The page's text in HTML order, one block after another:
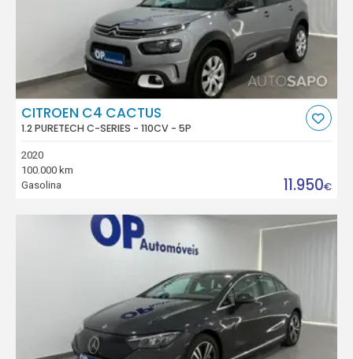
CITROEN C4 CACTUS
1.2 PURETECH C-SERIES - 110CV - 5P
2020
100.000 km
Gasolina
11.950€